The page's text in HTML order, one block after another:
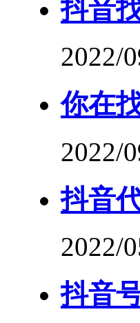
抖音
2022/
你在
2022/
抖音
2022/
抖音